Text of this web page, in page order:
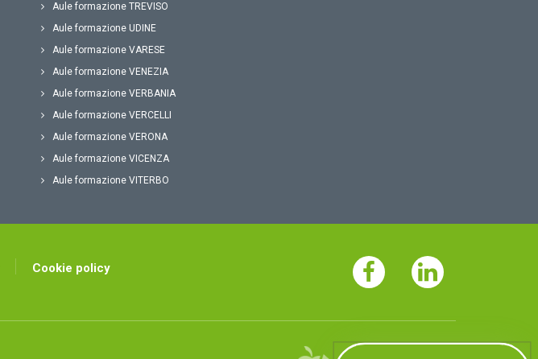
Aule formazione TREVISO
Aule formazione UDINE
Aule formazione VARESE
Aule formazione VENEZIA
Aule formazione VERBANIA
Aule formazione VERCELLI
Aule formazione VERONA
Aule formazione VICENZA
Aule formazione VITERBO
Cookie policy